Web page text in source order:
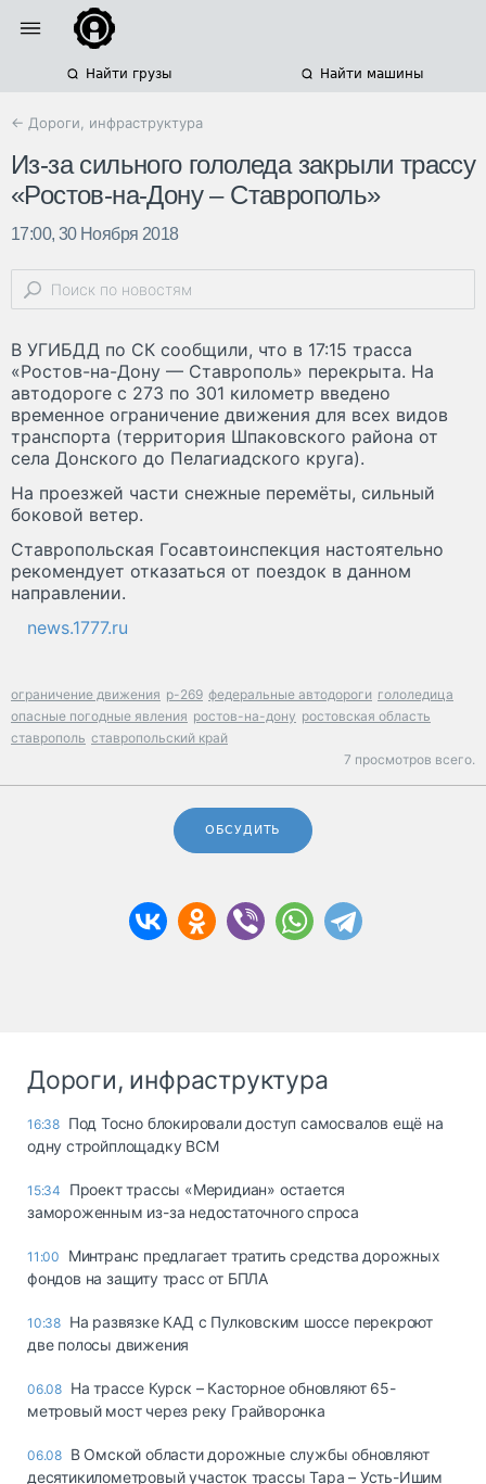
Найти грузы Найти машины
← Дороги, инфраструктура
Из-за сильного гололеда закрыли трассу
«Ростов-на-Дону – Ставрополь»
17:00, 30 Ноября 2018
В УГИБДД по СК сообщили, что в 17:15 трасса
«Ростов-на-Дону — Ставрополь» перекрыта. На
автодороге с 273 по 301 километр введено
временное ограничение движения для всех видов
транспорта (территория Шпаковского района от
села Донского до Пелагиадского круга).
На проезжей части снежные перемёты, сильный
боковой ветер.
Ставропольская Госавтоинспекция настоятельно
рекомендует отказаться от поездок в данном
направлении.
news.1777.ru
ограничение движения р-269 федеральные автодороги гололедица
опасные погодные явления ростов-на-дону ростовская область
ставрополь ставропольский край
7 просмотров всего.
ОБСУДИТЬ
Дороги, инфраструктура
16:38 Под Тосно блокировали доступ самосвалов ещё на
одну стройплощадку ВСМ
15:34
Проект трассы «Меридиан» остается
замороженным из-за недостаточного спроса
11:00
Минтранс предлагает тратить средства дорожных
фондов на защиту трасс от БПЛА
10:38 На развязке КАД с Пулковским шоссе перекроют
две полосы движения
06.08 На трассе Курск – Касторное обновляют 65-
метровый мост через реку Грайворонка
06.08 В Омской области дорожные службы обновляют
десятикилометровый участок трассы Тара – Усть-Ишим